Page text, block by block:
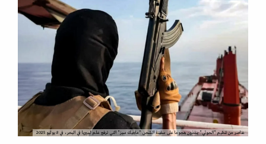
عناصر من تنظيم "الحوثي" ينفذون هجوما على سفينة الشحن "ماجيك سيز" التي ترفع علم ليبيريا في البحر، في 8 يوليو 2025